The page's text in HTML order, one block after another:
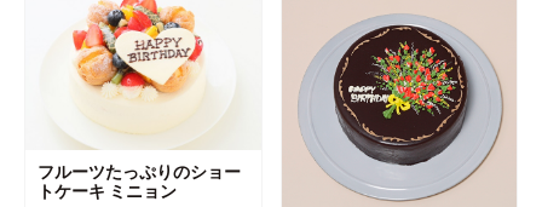
フルーツたっぷりのショー
トケーキ ミニョン